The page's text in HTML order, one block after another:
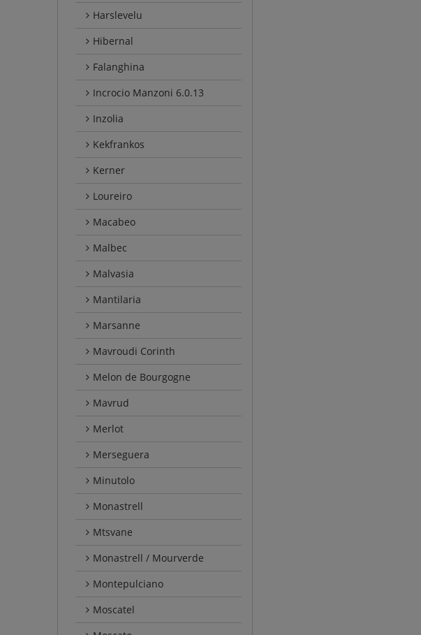
Harslevelu
Hibernal
Falanghina
Incrocio Manzoni 6.0.13
Inzolia
Kekfrankos
Kerner
Loureiro
Macabeo
Malbec
Malvasia
Mantilaria
Marsanne
Mavroudi Corinth
Melon de Bourgogne
Mavrud
Merlot
Merseguera
Minutolo
Monastrell
Mtsvane
Monastrell / Mourverde
Montepulciano
Moscatel